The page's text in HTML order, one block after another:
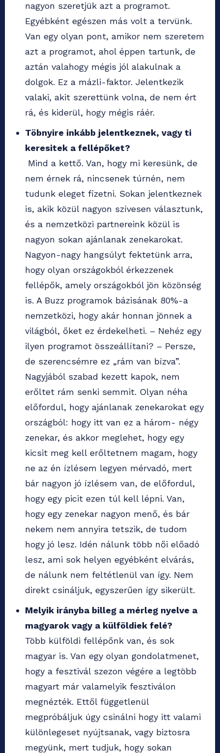
nagyon szeretjük azt a programot.
Egyébként egészen más volt a tervünk.
Van egy olyan pont, amikor nem szeretem
azt a programot, ahol éppen tartunk, de
aztán valahogy mégis jól alakulnak a
dolgok. Ez a mázli-faktor. Jelentkezik
valaki, akit szerettünk volna, de nem ért
rá, és kiderül, hogy mégis ráér.
Töbnyire inkább jelentkeznek, vagy ti
keresitek a fellépőket?
Mind a kettő. Van, hogy mi keresünk, de
nem érnek rá, nincsenek túrnén, nem
tudunk eleget fizetni. Sokan jelentkeznek
is, akik közül nagyon szívesen választunk,
és a nemzetközi partnereink közül is
nagyon sokan ajánlanak zenekarokat.
Nagyon-nagy hangsúlyt fektetünk arra,
hogy olyan országokból érkezzenek
fellépők, amely országokból jön közönség
is. A Buzz programok bázisának 80%-a
nemzetközi, hogy akár honnan jönnek a
világból, őket ez érdekelheti. – Nehéz egy
ilyen programot összeállítani? – Persze,
de szerencsémre ez „rám van bízva”.
Nagyjából szabad kezett kapok, nem
erőltet rám senki semmit. Olyan néha
előfordul, hogy ajánlanak zenekarokat egy
országból: hogy itt van ez a három- négy
zenekar, és akkor meglehet, hogy egy
kicsit meg kell erőltetnem magam, hogy
ne az én ízlésem legyen mérvadó, mert
bár nagyon jó ízlésem van, de előfordul,
hogy egy picit ezen túl kell lépni. Van,
hogy egy zenekar nagyon menő, és bár
nekem nem annyira tetszik, de tudom
hogy jó lesz. Idén nálunk több női előadó
lesz, ami sok helyen egyébként elvárás,
de nálunk nem feltétlenül van így. Nem
direkt csináljuk, egyszerűen így sikerült.
Melyik irányba billeg a mérleg nyelve a
magyarok vagy a külföldiek felé?
Több külföldi fellépőnk van, és sok
magyar is. Van egy olyan gondolatmenet,
hogy a fesztivál szezon végére a legtöbb
magyart már valamelyik fesztiválon
megnézték. Ettől függetlenül
megpróbáljuk úgy csinálni hogy itt valami
különlegeset nyújtsanak, vagy biztosra
megyünk, mert tudjuk, hogy sokan